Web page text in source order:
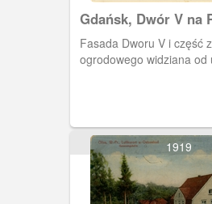
Gdańsk, Dwór V na
Fasada Dworu V i część
ogrodowego widziana od
1919